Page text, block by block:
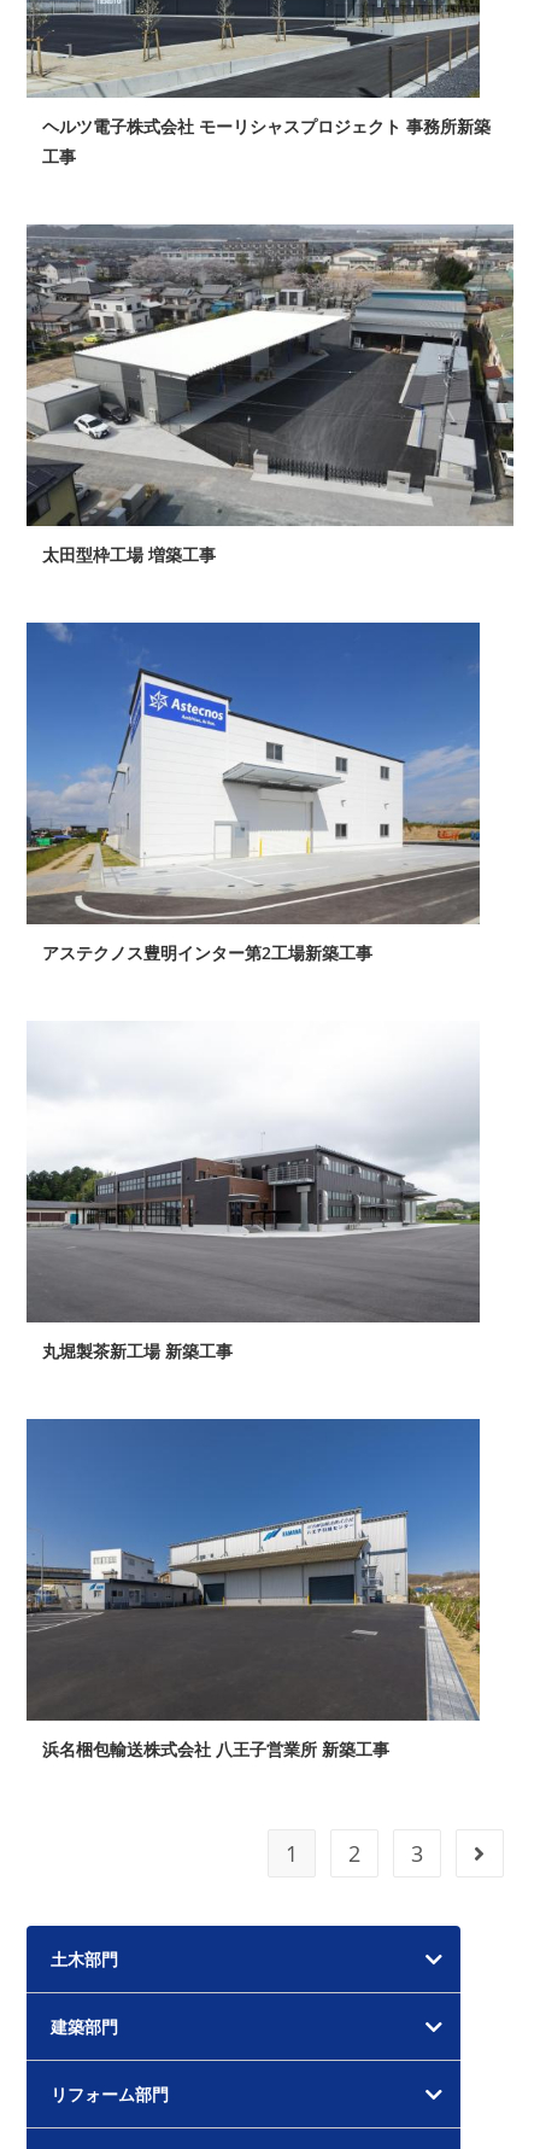
ヘルツ電子株式会社 モーリシャスプロジェクト 事務所新築
工事
太田型枠工場 増築工事
アステクノス豊明インター第2工場新築工事
丸堀製茶新工場 新築工事
浜名梱包輸送株式会社 八王子営業所 新築工事
1 2 3 次のペ
土木部門
建築部門
リフォーム部門